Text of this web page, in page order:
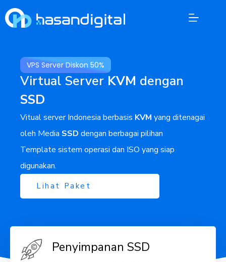
VPS Server Diskon 50%
Virtual Server KVM dengan
SSD
Vitual server Indonesia berbasis KVM yang ditenagai
oleh Media SSD dengan berbagai pilihan
Template sistem operasi dan ISO yang siap
digunakan.
Lihat Paket
Penyimpanan SSD